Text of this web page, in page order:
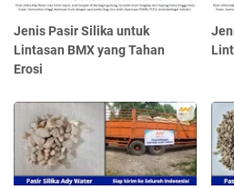
Jenis Pasir Silika untuk
Lintasan BMX yang Tahan
Erosi